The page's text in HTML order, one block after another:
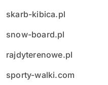
skarb-kibica.pl
snow-board.pl
rajdyterenowe.pl
sporty-walki.com